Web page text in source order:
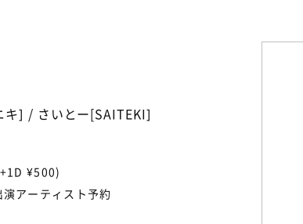
] / さいとー[SAITEKI]
¥500)
アーティスト予約